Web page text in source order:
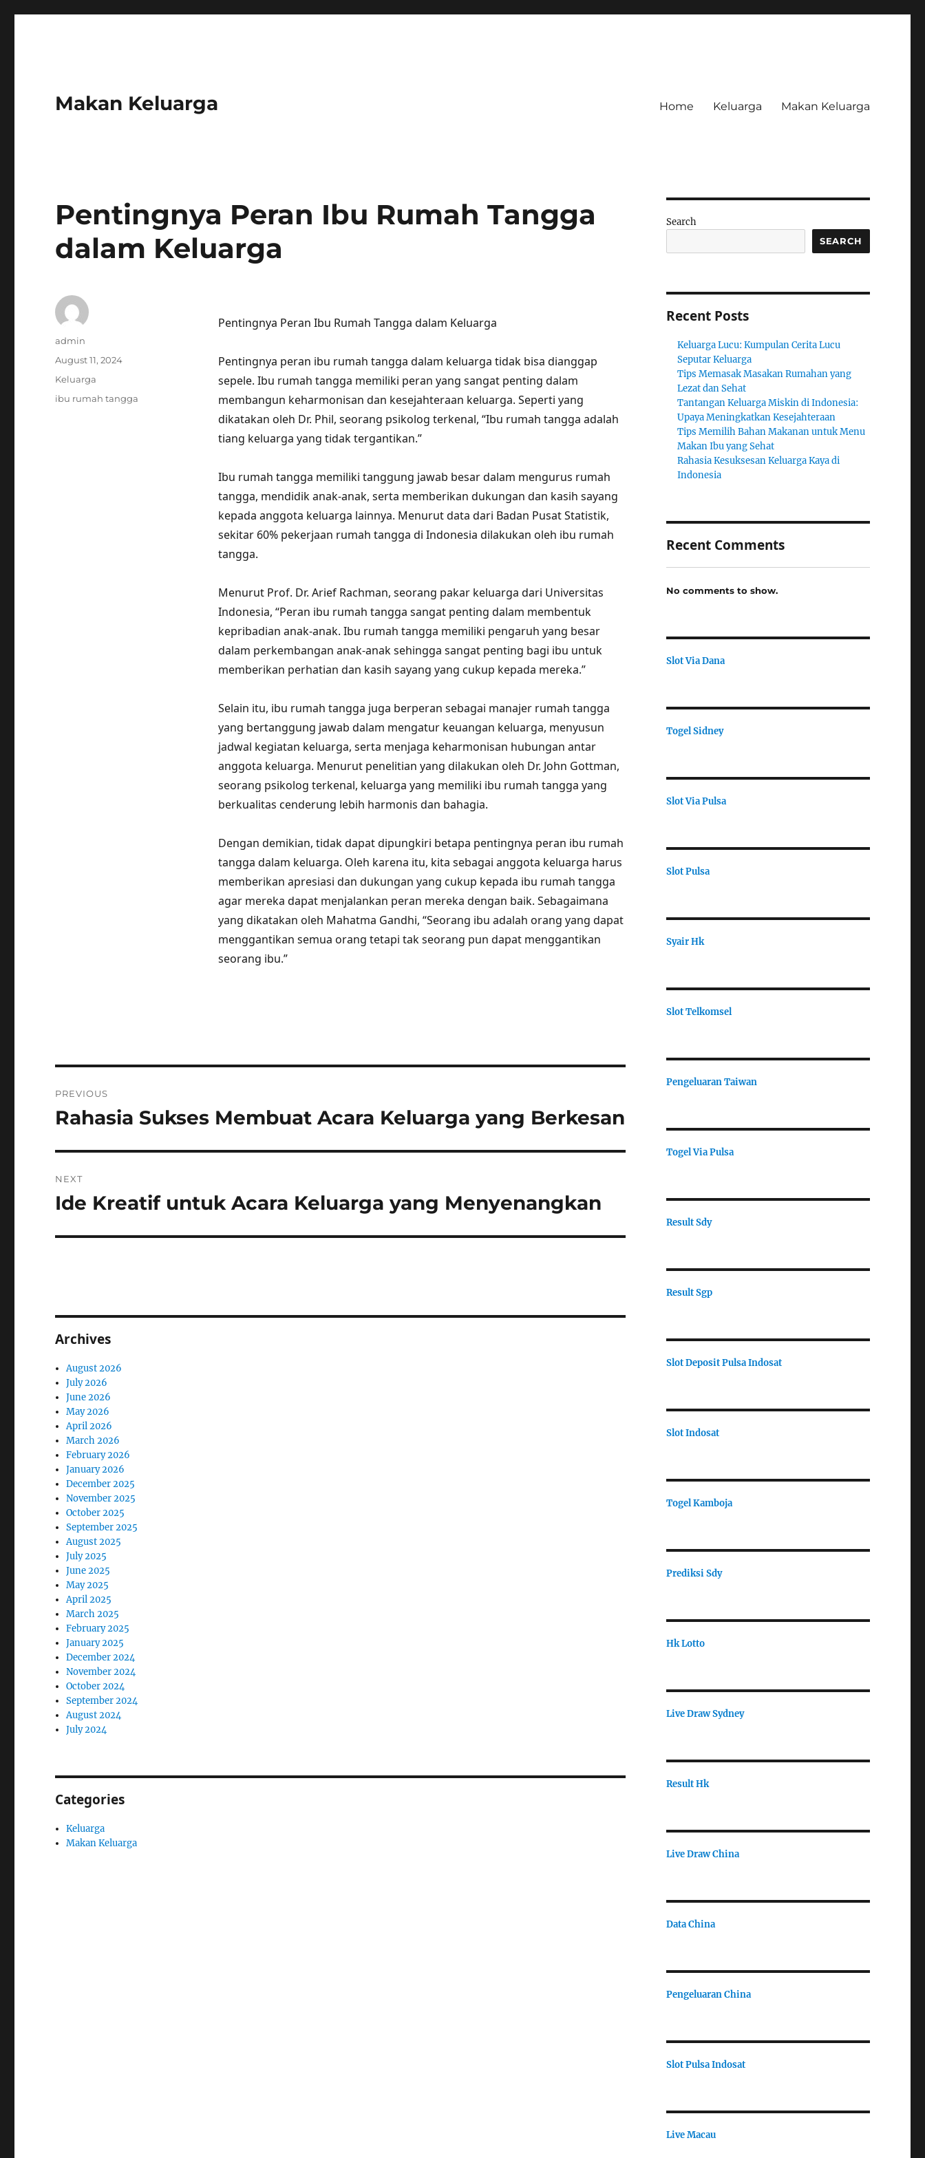
Makan Keluarga Home Keluarga Makan Keluarga
Pentingnya Peran Ibu Rumah Tangga
dalam Keluarga
Pentingnya Peran Ibu Rumah Tangga dalam Keluarga
Pentingnya peran ibu rumah tangga dalam keluarga tidak bisa dianggap
sepele. Ibu rumah tangga memiliki peran yang sangat penting dalam
membangun keharmonisan dan kesejahteraan keluarga. Seperti yang
dikatakan oleh Dr. Phil, seorang psikolog terkenal, “Ibu rumah tangga adalah
tiang keluarga yang tidak tergantikan.”
Ibu rumah tangga memiliki tanggung jawab besar dalam mengurus rumah
tangga, mendidik anak-anak, serta memberikan dukungan dan kasih sayang
kepada anggota keluarga lainnya. Menurut data dari Badan Pusat Statistik,
sekitar 60% pekerjaan rumah tangga di Indonesia dilakukan oleh ibu rumah
tangga.
Menurut Prof. Dr. Arief Rachman, seorang pakar keluarga dari Universitas
Indonesia, “Peran ibu rumah tangga sangat penting dalam membentuk
kepribadian anak-anak. Ibu rumah tangga memiliki pengaruh yang besar
dalam perkembangan anak-anak sehingga sangat penting bagi ibu untuk
memberikan perhatian dan kasih sayang yang cukup kepada mereka.”
Selain itu, ibu rumah tangga juga berperan sebagai manajer rumah tangga
yang bertanggung jawab dalam mengatur keuangan keluarga, menyusun
jadwal kegiatan keluarga, serta menjaga keharmonisan hubungan antar
anggota keluarga. Menurut penelitian yang dilakukan oleh Dr. John Gottman,
seorang psikolog terkenal, keluarga yang memiliki ibu rumah tangga yang
berkualitas cenderung lebih harmonis dan bahagia.
Dengan demikian, tidak dapat dipungkiri betapa pentingnya peran ibu rumah
tangga dalam keluarga. Oleh karena itu, kita sebagai anggota keluarga harus
memberikan apresiasi dan dukungan yang cukup kepada ibu rumah tangga
agar mereka dapat menjalankan peran mereka dengan baik. Sebagaimana
yang dikatakan oleh Mahatma Gandhi, “Seorang ibu adalah orang yang dapat
menggantikan semua orang tetapi tak seorang pun dapat menggantikan
seorang ibu.”
Author
admin
Posted
August 11, 2024
Categories
Keluarga
Tags
ibu rumah tangga
navigation
PREVIOUS
Previous
Rahasia Sukses Membuat Acara Keluarga yang Berkesan
NEXT
Next
Ide Kreatif untuk Acara Keluarga yang Menyenangkan
Archives
August 2026
July 2026
June 2026
May 2026
April 2026
March 2026
February 2026
January 2026
December 2025
November 2025
October 2025
September 2025
August 2025
July 2025
June 2025
May 2025
April 2025
March 2025
February 2025
January 2025
December 2024
November 2024
October 2024
September 2024
August 2024
July 2024
Categories
Keluarga
Makan Keluarga
Search
SEARCH
Recent Posts
Keluarga Lucu: Kumpulan Cerita Lucu
Seputar Keluarga
Tips Memasak Masakan Rumahan yang
Lezat dan Sehat
Tantangan Keluarga Miskin di Indonesia:
Upaya Meningkatkan Kesejahteraan
Tips Memilih Bahan Makanan untuk Menu
Makan Ibu yang Sehat
Rahasia Kesuksesan Keluarga Kaya di
Indonesia
Recent Comments
No comments to show.
Slot Via Dana
Togel Sidney
Slot Via Pulsa
Slot Pulsa
Syair Hk
Slot Telkomsel
Pengeluaran Taiwan
Togel Via Pulsa
Result Sdy
Result Sgp
Slot Deposit Pulsa Indosat
Slot Indosat
Togel Kamboja
Prediksi Sdy
Hk Lotto
Live Draw Sydney
Result Hk
Live Draw China
Data China
Pengeluaran China
Slot Pulsa Indosat
Live Macau